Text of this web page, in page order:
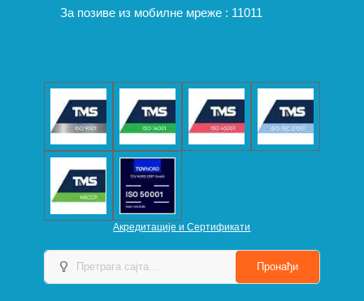
За позиве из мобилне мреже : 11011
Акредитације и Сертификати